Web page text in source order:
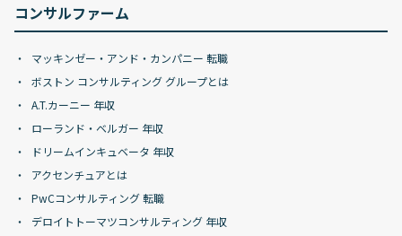
コンサルファーム
マッキンゼー・アンド・カンパニー 転職
ボストン コンサルティング グループとは
A.T.カーニー 年収
ローランド・ベルガー 年収
ドリームインキュベータ 年収
アクセンチュアとは
PwCコンサルティング 転職
デロイトトーマツコンサルティング 年収